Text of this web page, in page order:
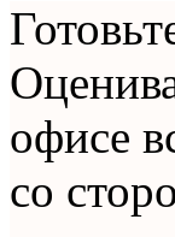
офисе
со